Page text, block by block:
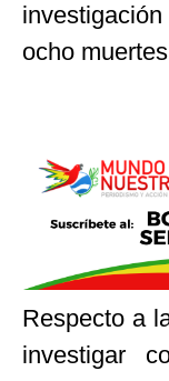
ocho
Respecto a
investigar